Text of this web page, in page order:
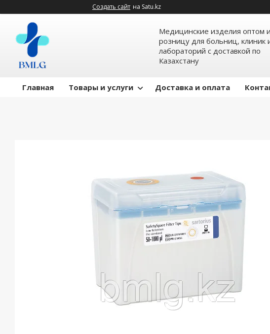
Создать сайт на Satu.kz
Медицинские изделия оптом
розницу для больниц, клиник
лабораторий с доставкой по
Казахстану
Главная Товары и услуги Доставка и оплата